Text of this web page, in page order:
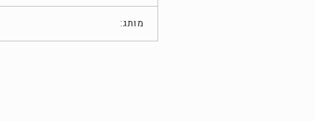
מותג: